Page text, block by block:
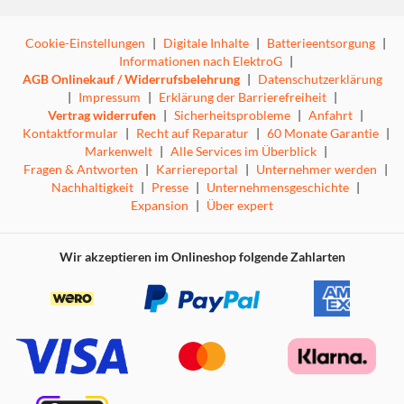
Smart Charging Case™ für ein nahtloses Erlebnis
Das überarbeitete Smart Charging Case™ dient
gleichzeitig als Steuerzentrale für deine Ohrhörer – mit
einer einfachen Benutzeroberfläche, die die Bedienung
wechseln, ANC oder Ambient Sound steuern und den EQ
Cookie-Einstellungen | Digitale Inhalte | Batterieentsorgung |
Informationen nach ElektroG |
AGB Onlinekauf / Widerrufsbelehrung | Datenschutzerklärung
| Impressum | Erklärung der Barrierefreiheit |
Vertrag widerrufen | Sicherheitsprobleme | Anfahrt |
Kontaktformular | Recht auf Reparatur | 60 Monate Garantie |
Markenwelt | Alle Services im Überblick |
Fragen & Antworten | Karriereportal | Unternehmer werden |
Nachhaltigkeit | Presse | Unternehmensgeschichte |
Expansion | Über expert
Wir akzeptieren im Onlineshop folgende Zahlarten